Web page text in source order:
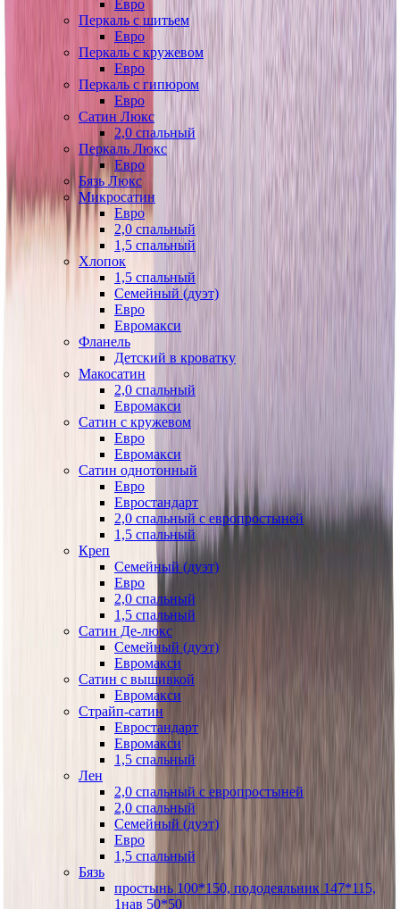
Евро
Перкаль с шитьем
Евро
Перкаль с кружевом
Евро
Перкаль с гипюром
Евро
Сатин Люкс
2,0 спальный
Перкаль Люкс
Евро
Бязь Люкс
Микросатин
Евро
2,0 спальный
1,5 спальный
Хлопок
1,5 спальный
Семейный (дуэт)
Евро
Евромакси
Фланель
Детский в кроватку
Макосатин
2,0 спальный
Евромакси
Сатин с кружевом
Евро
Евромакси
Сатин однотонный
Евро
Евростандарт
2,0 спальный с европростыней
1,5 спальный
Креп
Семейный (дуэт)
Евро
2,0 спальный
1,5 спальный
Сатин Де-люкс
Семейный (дуэт)
Евромакси
Сатин с вышивкой
Евромакси
Страйп-сатин
Евростандарт
Евромакси
1,5 спальный
Лен
2,0 спальный с европростыней
2,0 спальный
Семейный (дуэт)
Евро
1,5 спальный
Бязь
простынь 100*150, пододеяльник 147*115,
1нав 50*50